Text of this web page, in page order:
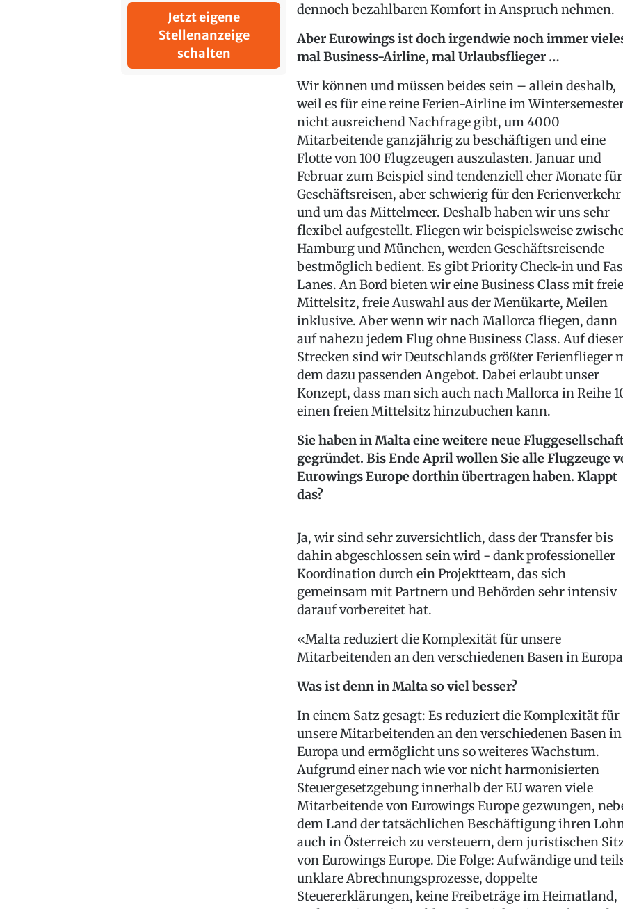
Jetzt eigene
Stellenanzeige
schalten
dennoch bezahlbaren Komfort in Anspruch nehmen.
Aber Eurowings ist doch irgendwie noch immer
mal Business-Airline, mal Urlaubsflieger …
Wir können und müssen beides sein – allein deshalb,
weil es für eine reine Ferien-Airline im
nicht ausreichend Nachfrage gibt, um 4000
Mitarbeitende ganzjährig zu beschäftigen und eine
Flotte von 100 Flugzeugen auszulasten. Januar und
Februar zum Beispiel sind tendenziell eher Monate für
Geschäftsreisen, aber schwierig für den
und um das Mittelmeer. Deshalb haben wir uns sehr
flexibel aufgestellt. Fliegen wir beispielsweise
Hamburg und München, werden Geschäftsreisende
bestmöglich bedient. Es gibt Priority Check-in und
Lanes. An Bord bieten wir eine Business Class mit
Mittelsitz, freie Auswahl aus der Menükarte, Meilen
inklusive. Aber wenn wir nach Mallorca fliegen, dann
auf nahezu jedem Flug ohne Business Class. Auf
Strecken sind wir Deutschlands größter Ferienflieger
dem dazu passenden Angebot. Dabei erlaubt unser
Konzept, dass man sich auch nach Mallorca in Reihe
einen freien Mittelsitz hinzubuchen kann.
Sie haben in Malta eine weitere neue
gegründet. Bis Ende April wollen Sie alle Flugzeuge
Eurowings Europe dorthin übertragen haben. Klappt
das?
Ja, wir sind sehr zuversichtlich, dass der Transfer bis
dahin abgeschlossen sein wird - dank professioneller
Koordination durch ein Projektteam, das sich
gemeinsam mit Partnern und Behörden sehr intensiv
darauf vorbereitet hat.
Malta reduziert die Komplexität für unsere
Mitarbeitenden an den verschiedenen Basen in
Was ist denn in Malta so viel besser?
In einem Satz gesagt: Es reduziert die Komplexität für
unsere Mitarbeitenden an den verschiedenen Basen in
Europa und ermöglicht uns so weiteres Wachstum.
Aufgrund einer nach wie vor nicht harmonisierten
Steuergesetzgebung innerhalb der EU waren viele
Mitarbeitende von Eurowings Europe gezwungen,
dem Land der tatsächlichen Beschäftigung ihren
auch in Österreich zu versteuern, dem juristischen
von Eurowings Europe. Die Folge: Aufwändige und
unklare Abrechnungsprozesse, doppelte
Steuererklärungen, keine Freibeträge im Heimatland,